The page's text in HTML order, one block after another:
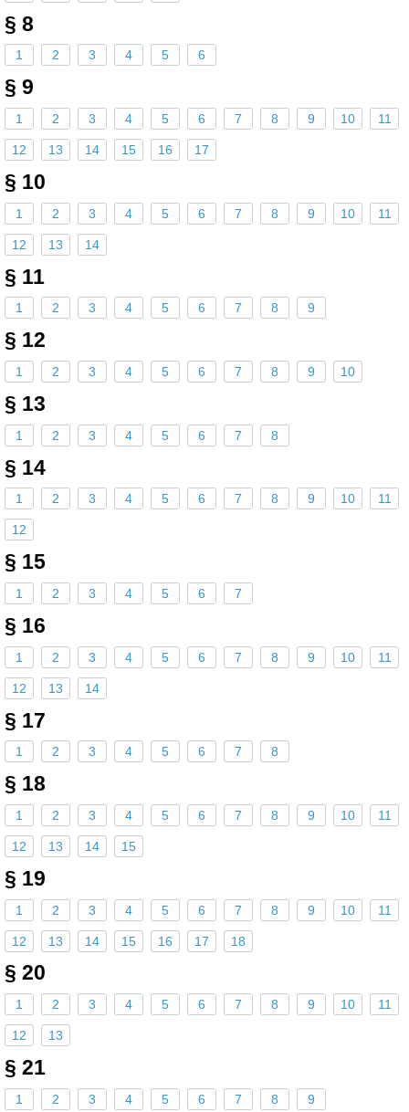
§ 8
1 2 3 4 5 6
§ 9
1 2 3 4 5 6 7 8 9 10 11
12 13 14 15 16 17
§ 10
1 2 3 4 5 6 7 8 9 10 11
12 13 14
§ 11
1 2 3 4 5 6 7 8 9
§ 12
1 2 3 4 5 6 7 8 9 10
§ 13
1 2 3 4 5 6 7 8
§ 14
1 2 3 4 5 6 7 8 9 10 11
12
§ 15
1 2 3 4 5 6 7
§ 16
1 2 3 4 5 6 7 8 9 10 11
12 13 14
§ 17
1 2 3 4 5 6 7 8
§ 18
1 2 3 4 5 6 7 8 9 10 11
12 13 14 15
§ 19
1 2 3 4 5 6 7 8 9 10 11
12 13 14 15 16 17 18
§ 20
1 2 3 4 5 6 7 8 9 10 11
12 13
§ 21
1 2 3 4 5 6 7 8 9